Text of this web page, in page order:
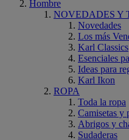
Hombre
NOVEDADES Y
Novedades
Los más
Karl Classics
Esenciales
Ideas para
Karl Ikon
ROPA
Toda la ropa
Camisetas y
Abrigos y
Sudaderas